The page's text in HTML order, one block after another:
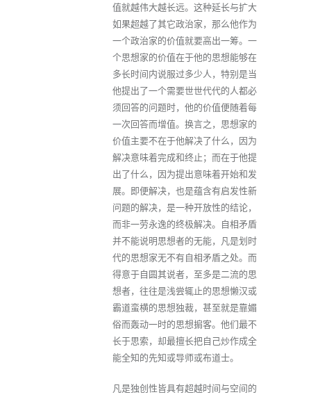
值就越伟大越长远。这种延长与扩大
如果超越了其它政治家，那么他作为
一个政治家的价值就要高出一筹。一
个思想家的价值在于他的思想能够在
多长时间内说服过多少人，特别是当
他提出了一个需要世世代代的人都必
须回答的问题时，他的价值便随着每
一次回答而增值。换言之，思想家的
价值主要不在于他解决了什么，因为
解决意味着完成和终止；而在于他提
出了什么，因为提出意味着开始和发
展。即便解决，也是蕴含有启发性新
问题的解决，是一种开放性的结论，
而非一劳永逸的终极解决。自相矛盾
并不能说明思想者的无能，凡是划时
代的思想家无不有自相矛盾之处。而
得意于自圆其说者，至多是二流的思
想者，往往是浅尝辄止的思想懒汉或
霸道蛮横的思想独裁，甚至就是靠媚
俗而轰动一时的思想掮客。他们最不
长于思索，却最擅长把自己炒作成全
能全知的先知或导师或布道士。
凡是独创性皆具有超越时间与空间的